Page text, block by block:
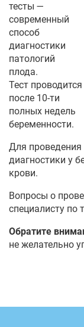
тесты —
современный
способ
диагностики
патологий
плода.
Тест проводится
после 10-ти
полных недель
беременности.
Для проведения
диагностики у
крови.
Вопросы о
специалисту по
Обратите
не желательно